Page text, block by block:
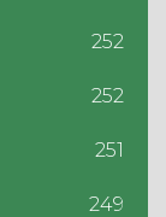
252
252
251
249